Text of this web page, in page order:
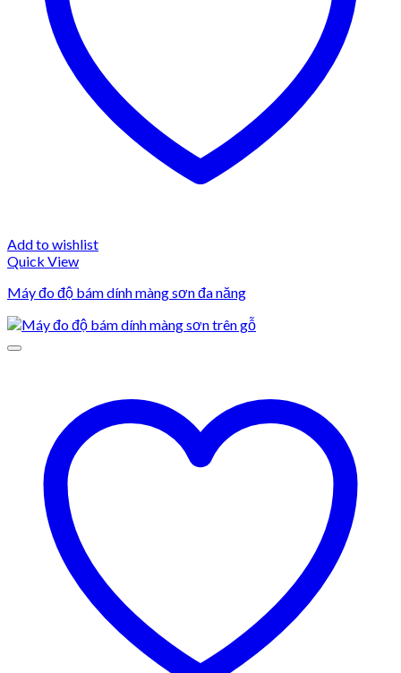
Add to wishlist
Quick View
Máy đo độ bám dính màng sơn đa năng